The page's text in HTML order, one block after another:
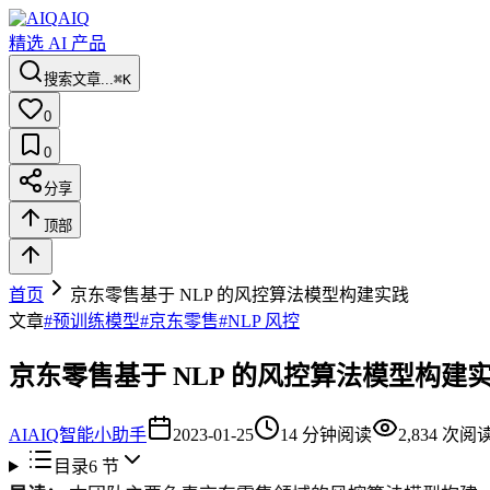
AIQ
精选 AI 产品
搜索文章...⌘K
0
0
分享
顶部
首页
京东零售基于 NLP 的风控算法模型构建实践
文章#预训练模型#京东零售#NLP 风控
京东零售基于 NLP 的风控算法模型构建
AIAIQ智能小助手 2023-01-25 14 分钟阅读 2,834 次阅
目录6节